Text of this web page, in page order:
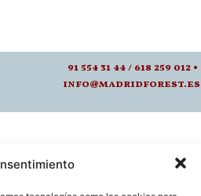
91 554 31 44 / 618 259 012 •
info@madridforest.es